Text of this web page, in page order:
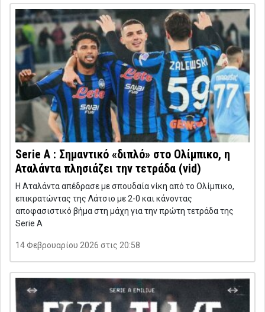
Serie A : Σημαντικό «διπλό» στο Ολίμπικο, η
Αταλάντα πλησιάζει την τετράδα (vid)
Η Αταλάντα απέδρασε με σπουδαία νίκη από το Ολίμπικο,
επικρατώντας της Λάτσιο με 2-0 και κάνοντας
αποφασιστικό βήμα στη μάχη για την πρώτη τετράδα της
Serie A
14 Φεβρουαρίου 2026 στις 20:58